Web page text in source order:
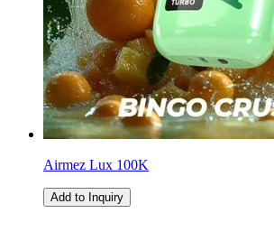
Airmez Lux 100K
Add to Inquiry